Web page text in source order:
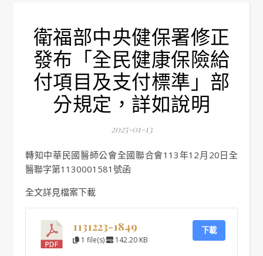
衛福部中央健保署修正
發布「全民健康保險給
付項目及支付標準」部
分規定，詳如說明
2025-01-13
轉知中華民國醫師公會全國聯合會113年12月20日全
醫聯字第1130001581號函
全文詳見檔案下載
1131223-1849
1 file(s) 142.20 KB
下載